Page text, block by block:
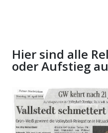
Hier sind alle
oder Aufstieg